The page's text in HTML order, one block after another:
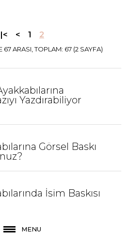
KARŞILAŞTIRMA LISTESINE EKLE
JEEYMI BABY
Somon Taşlı Somon
Ayakkabısı
720,00TL
|< < 1 2
67 ARASI, TOPLAM: 67 (2 SAYFA)
Yazdırabiliyor
Görsel Baskı
İsim Baskısı
MENU